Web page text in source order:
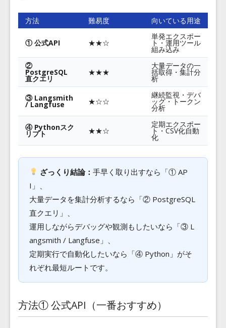
方法 難易度 向いている用途
① 公式API ★★☆
単発エクスポー
ト・運用ツール
組み込み
②
PostgreSQL
直クエリ
★★★
大量データの一
括取得・集計分
析
③ Langsmith
/ Langfuse ★☆☆
継続監視・デバ
ッグ・トークン
分析
④ Pythonスク
リプト ★★☆
定期エクスポー
ト・CSV化自動
化
ざっくり結論：手早く取り出すなら「① AP
I」、
大量データを集計分析するなら「② PostgreSQL
直クエリ」、
運用しながらデバッグや観測もしたいなら「③ L
angsmith / Langfuse」、
定期実行で自動化したいなら「④ Python」がそ
れぞれ最短ルートです。
方法① 公式API（一番おすすめ）